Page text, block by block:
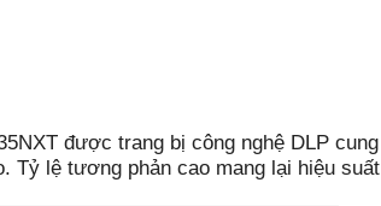
được trang bị công nghệ DLP cung
Tỷ lệ tương phản cao mang lại hiệu suất